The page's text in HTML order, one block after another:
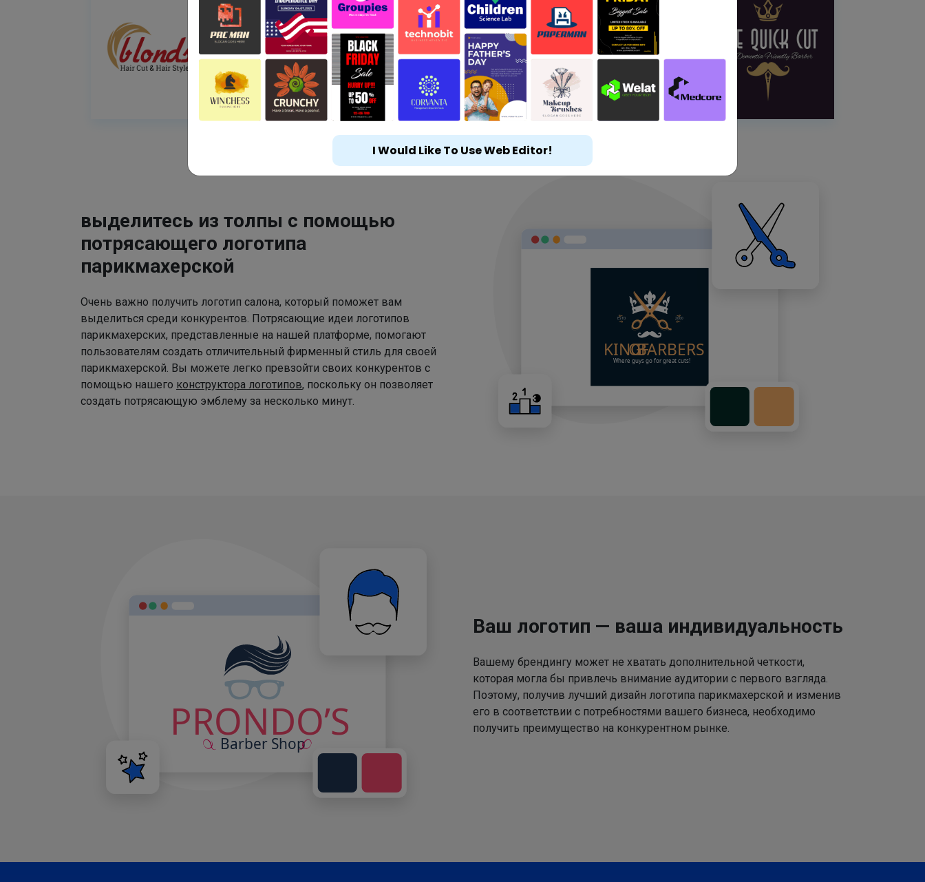
выделитесь из толпы с помощью
потрясающего логотипа
парикмахерской
Очень важно получить логотип салона, который поможет вам
выделиться среди конкурентов. Потрясающие идеи логотипов
парикмахерских, представленные на нашей платформе, помогают
пользователям создать отличительный фирменный стиль для своей
парикмахерской. Вы можете легко превзойти своих конкурентов с
помощью нашего конструктора логотипов, поскольку он позволяет
создать потрясающую эмблему за несколько минут.
Ваш логотип — ваша индивидуальность
Вашему брендингу может не хватать дополнительной четкости,
которая могла бы привлечь внимание аудитории с первого взгляда.
Поэтому, получив лучший дизайн логотипа парикмахерской и изменив
его в соответствии с потребностями вашего бизнеса, необходимо
получить преимущество на конкурентном рынке.
I Would Like To Use Web Editor!